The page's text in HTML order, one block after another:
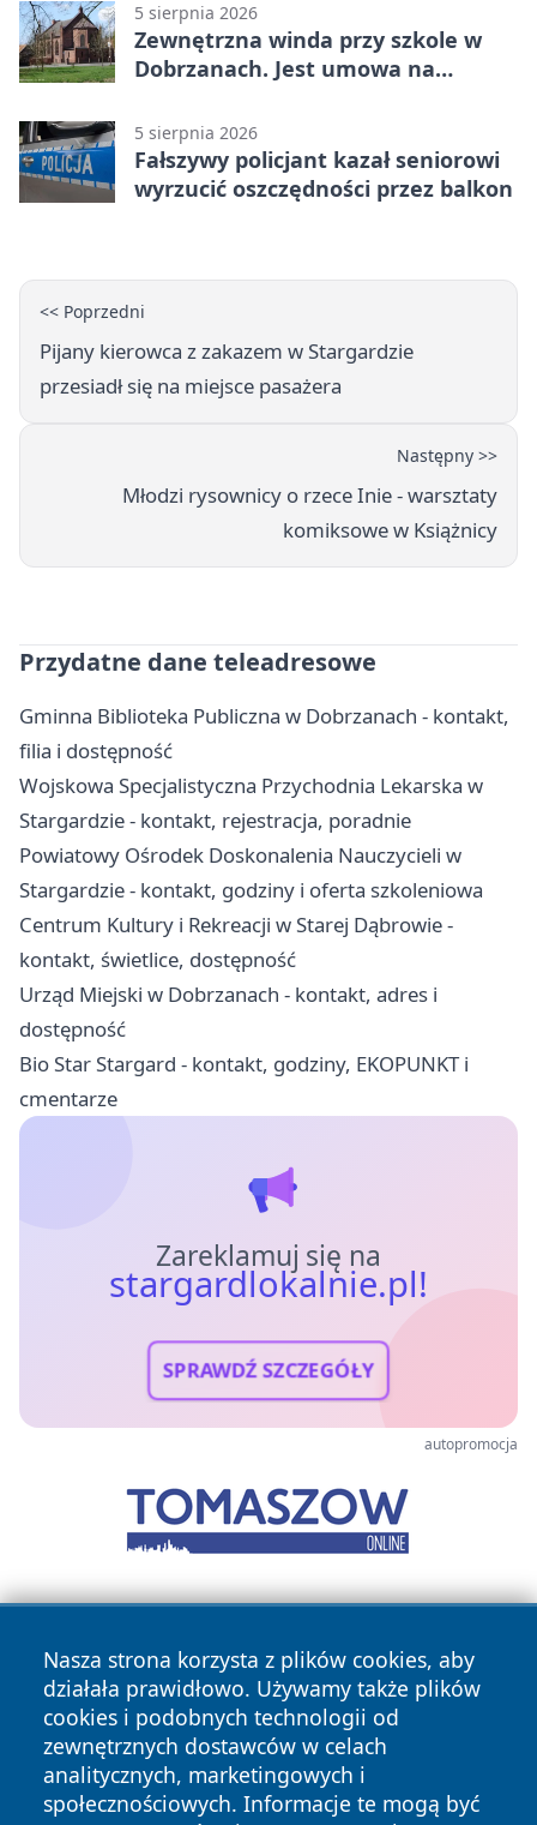
5 sierpnia 2026
Zewnętrzna winda przy szkole w
Dobrzanach. Jest umowa na
5 sierpnia 2026
Fałszywy policjant kazał seniorowi
wyrzucić oszczędności przez balkon
<< Poprzedni
Pijany kierowca z zakazem w Stargardzie
przesiadł się na miejsce pasażera
Następny >>
Młodzi rysownicy o rzece Inie - warsztaty
komiksowe w Książnicy
Przydatne dane teleadresowe
Gminna Biblioteka Publiczna w Dobrzanach - kontakt,
filia i dostępność
Wojskowa Specjalistyczna Przychodnia Lekarska w
Stargardzie - kontakt, rejestracja, poradnie
Powiatowy Ośrodek Doskonalenia Nauczycieli w
Stargardzie - kontakt, godziny i oferta szkoleniowa
Centrum Kultury i Rekreacji w Starej Dąbrowie -
kontakt, świetlice, dostępność
Urząd Miejski w Dobrzanach - kontakt, adres i
dostępność
Bio Star Stargard - kontakt, godziny, EKOPUNKT i
cmentarze
Zareklamuj się na
stargardlokalnie.pl!
SPRAWDŹ SZCZEGÓŁY
autopromocja
Nasza strona korzysta z plików cookies, aby
działała prawidłowo. Używamy także plików
cookies i podobnych technologii od
zewnętrznych dostawców w celach
analitycznych, marketingowych i
społecznościowych. Informacje te mogą być
Copyright © 2026 stargardlokalnie.pl Wszystkie prawa
zastrzeżone.